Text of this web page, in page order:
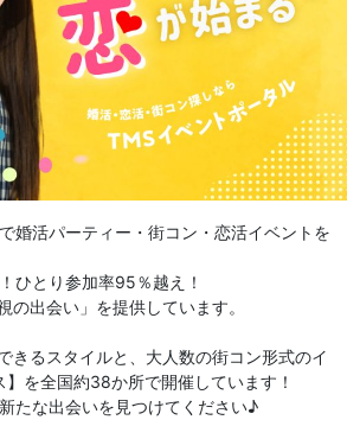
婚活パーティー・街コン・恋活イベントを
ひとり参加率95％越え！
の出会い」を提供しています。
きるスタイルと、大人数の街コン形式のイ
を全国約38か所で開催しています！
たな出会いを見つけてください♪